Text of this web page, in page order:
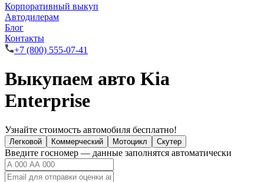
Корпоративный выкуп
Автодилерам
Блог
Контакты
+7 (800) 555-07-41
Выкупаем авто Kia
Enterprise
Узнайте стоимость автомобиля бесплатно!
Легковой Коммерческий Мотоцикл Скутер
Введите госномер — данные заполнятся автоматически